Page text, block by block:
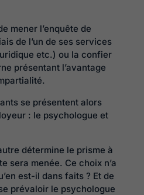
mener l’enquête de
de l’un de ses services
etc.) ou la confier
présentant l’avantage
se présentent alors
: le psychologue et
détermine le prisme à
sera menée. Ce choix n’a
est-il dans faits ? Et de
prévaloir le psychologue